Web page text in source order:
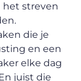
het streven
die je
en een
elke dag
juist die